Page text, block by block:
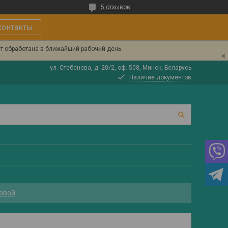
5 отзывов
обработана в ближайший рабочий день.
ул. Стебенева, д. 20/2, оф. 508, Минск, Беларусь
Наличие документов